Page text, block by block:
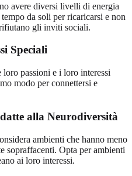
avere diversi livelli di energia
da soli per ricaricarsi e non
gli inviti sociali.
Speciali
passioni e i loro interessi
modo per connettersi e
alla Neurodiversità
ambienti che hanno meno
sopraffacenti. Opta per ambienti
ai loro interessi.